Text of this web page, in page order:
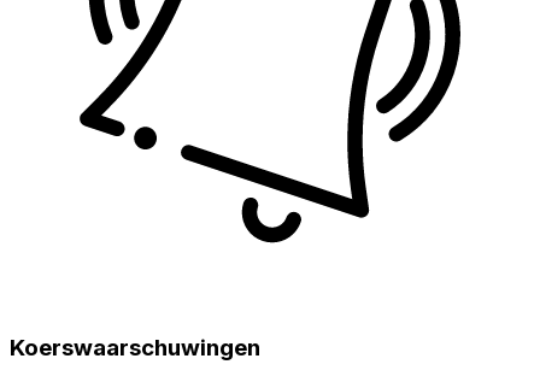
Koerswaarschuwingen